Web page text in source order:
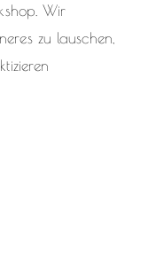
Wir
zu lauschen,